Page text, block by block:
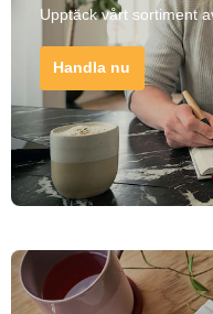
Upptäck vårt sortiment
Handla nu